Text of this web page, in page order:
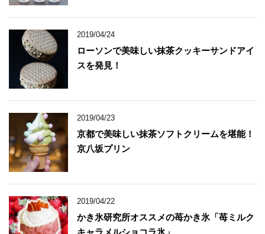
2019/04/24
ローソンで美味しい抹茶クッキーサンドアイ
スを発見！
2019/04/23
京都で美味しい抹茶ソフトクリームを堪能！
京八坂プリン
2019/04/22
かき氷研究所オススメの苺かき氷「苺ミルク
キャラメルショコラ氷」